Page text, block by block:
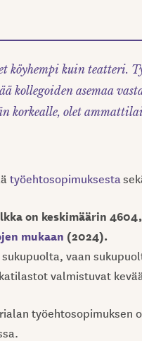
köyhempi kuin teatteri.
kollegoiden asemaa
korkealle, olet
työehtosopimuksesta
on keskimäärin
mukaan (2024).
vaan
valmistuvat
työehtosopimuksen